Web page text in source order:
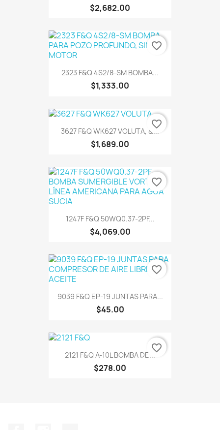
$2,682.00
2323 F&Q 4S2/8-SM BOMBA...
$1,333.00
favorite_border
3627 F&Q WK627 VOLUTA, &...
$1,689.00
favorite_border
1247F F&Q 50WQ0.37-2PF...
$4,069.00
favorite_border
9039 F&Q EP-19 JUNTAS PARA...
$45.00
favorite_border
2121 F&Q A-10L BOMBA DE...
$278.00
favorite_border